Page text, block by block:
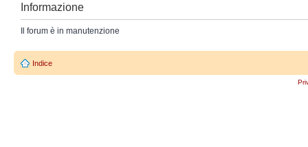
Informazione
Il forum è in manutenzione
Indice